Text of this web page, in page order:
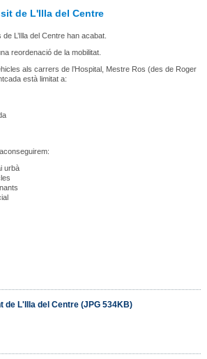
de L'Illa del Centre
L’Illa del Centre han acabat.
reordenació de la mobilitat.
als carrers de l’Hospital, Mestre Ros (des de Roger
està limitat a:
urbà
de L'Illa del Centre (JPG 534KB)